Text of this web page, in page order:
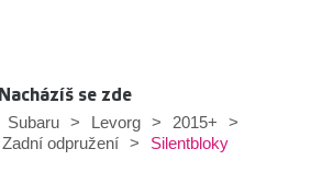
Nacházíš se zde
Subaru > Levorg > 2015+
>
Zadní odpružení > Silentbloky